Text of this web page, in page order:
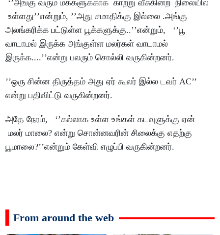
‘’அங்கு வரும் மக்களுக்காக காற்று வீசுகின்ற நிலையில
உள்ளது’’என்றும், ’’அது சமாதிக்கு இல்லை .அங்கு
அலங்கரிக்க பட்டுள்ள பூக்களுக்கு..’’என்றும், ‘’பூ
வாடாமல் இருக்க அங்குள்ள மலர்கள் வாடாமல்
இருக்க....’’என்று பலரும் சொல்லி வருகின்றனர்.
’’ஒரு சின்ன திருத்தம் அது ஏர் கூலர் இல்ல டவர் AC’’
என்று பதிவிட்டு வருகின்றனர்.
அதே நேரம், ‘’கல்லாக உள்ள உங்கள் கடவுளுக்கு ஏன்
மலர் மாலை? என்று சொன்னவரின் சிலைக்கு எதற்கு
பூமாலை?’’என்றும் கேள்வி எழுப்பி வருகின்றனர்.
From around the web